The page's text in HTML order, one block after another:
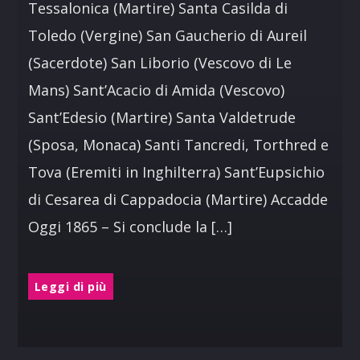
Tessalonica (Martire) Santa Casilda di
Toledo (Vergine) San Gaucherio di Aureil
(Sacerdote) San Liborio (Vescovo di Le
Mans) Sant’Acacio di Amida (Vescovo)
Sant’Edesio (Martire) Santa Valdetrude
(Sposa, Monaca) Santi Tancredi, Torthred e
Tova (Eremiti in Inghilterra) Sant’Eupsichio
di Cesarea di Cappadocia (Martire) Accadde
Oggi 1865 – Si conclude la […]
Leggi di più